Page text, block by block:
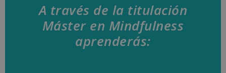
A través de la titulación
Máster en Mindfulness
aprenderás: